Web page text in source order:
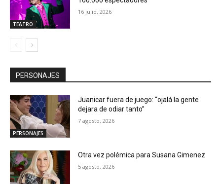
TEATRO
16 julio, 2026
PERSONAJES
PERSONAJES
Juanicar fuera de juego: “ojalá la gente
dejara de odiar tanto”
7 agosto, 2026
Otra vez polémica para Susana Gimenez
5 agosto, 2026